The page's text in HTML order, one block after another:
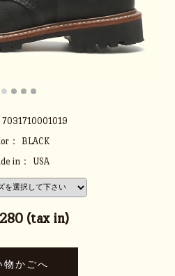
7031710001019
：
BLACK
in：
USA
(tax in)